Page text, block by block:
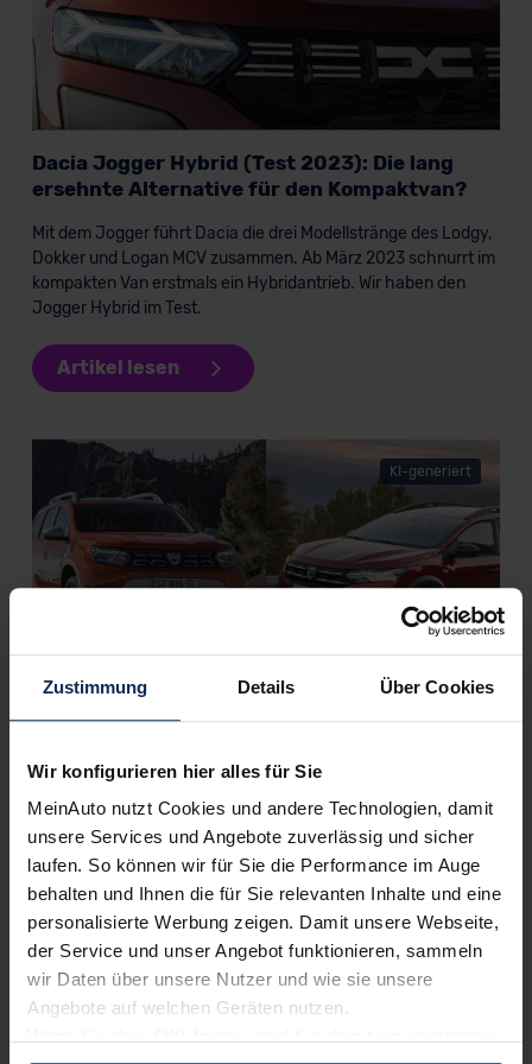
Zustimmung Details Über Cookies
Wir konfigurieren hier alles für Sie
MeinAuto nutzt Cookies und andere Technologien, damit
unsere Services und Angebote zuverlässig und sicher
laufen. So können wir für Sie die Performance im Auge
behalten und Ihnen die für Sie relevanten Inhalte und eine
personalisierte Werbung zeigen. Damit unsere Webseite,
der Service und unser Angebot funktionieren, sammeln
wir Daten über unsere Nutzer und wie sie unsere
Angebote auf welchen Geräten nutzen.
Dacia Jogger Hybrid (Test 2023): Die lang
ersehnte Alternative für den Kompaktvan?
Mit dem Jogger führt Dacia die drei Modellstränge des Lodgy,
Dokker und Logan MCV zusammen. Ab März 2023 schnurrt im
kompakten Van erstmals ein Hybridantrieb. Wir haben den
Jogger Hybrid im Test.
Artikel lesen
KI-generiert
Dacia Duster gegen Dacia Jogger: Bewährtes
Kompakt-SUV oder taufrischer Kompakt-Van?
Weitere Artikel im Automagazin
zum Automagazin
Nachrichten